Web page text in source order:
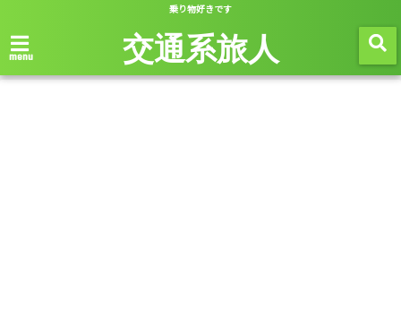
乗り物好きです
menu 交通系旅人